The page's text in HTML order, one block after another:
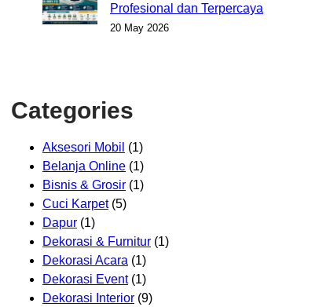
Profesional dan Terpercaya
20 May 2026
Categories
Aksesori Mobil (1)
Belanja Online (1)
Bisnis & Grosir (1)
Cuci Karpet(5)
Dapur (1)
Dekorasi & Furnitur (1)
Dekorasi Acara (1)
Dekorasi Event(1)
Dekorasi Interior (9)